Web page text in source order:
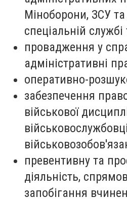
Міноборони, ЗСУ
спеціальній
провадження у
адміністративні
оперативно-
забезпечення
військової
превентивну та
діяльність,
запобігання